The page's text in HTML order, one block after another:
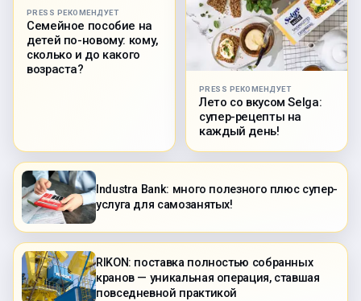
PRESS РЕКОМЕНДУЕТ
Семейное пособие на
детей по-новому: кому,
сколько и до какого
возраста?
PRESS РЕКОМЕНДУЕТ
Лето со вкусом Selga:
супер-рецепты на
каждый день!
Industra Bank: много полезного плюс супер-
услуга для самозанятых!
RIKON: поставка полностью собранных
кранов — уникальная операция, ставшая
повседневной практикой